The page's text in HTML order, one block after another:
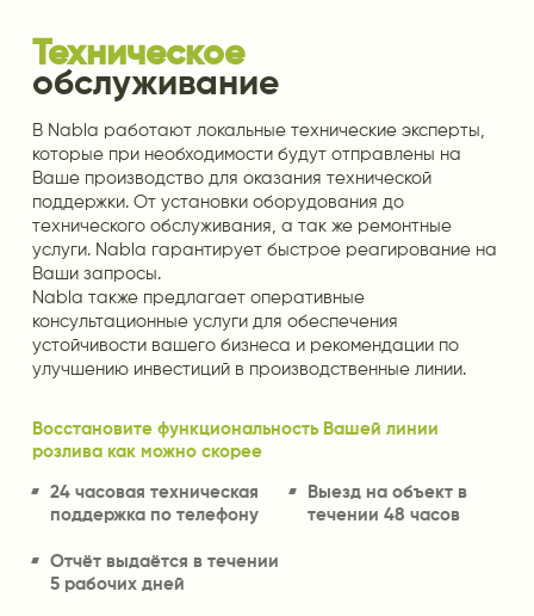
Техническое
обслуживание
В Nabla работают локальные технические эксперты,
которые при необходимости будут отправлены на
Ваше производство для оказания технической
поддержки. От установки оборудования до
технического обслуживания, а так же ремонтные
услуги. Nabla гарантирует быстрое реагирование на
Ваши запросы.
Nabla также предлагает оперативные
консультационные услуги для обеспечения
устойчивости вашего бизнеса и рекомендации по
улучшению инвестиций в производственные линии.
Восстановите функциональность Вашей линии
розлива как можно скорее
24 часовая техническая
поддержка по телефону
Выезд на объект в
течении 48 часов
Отчёт выдаётся в течении
5 рабочих дней